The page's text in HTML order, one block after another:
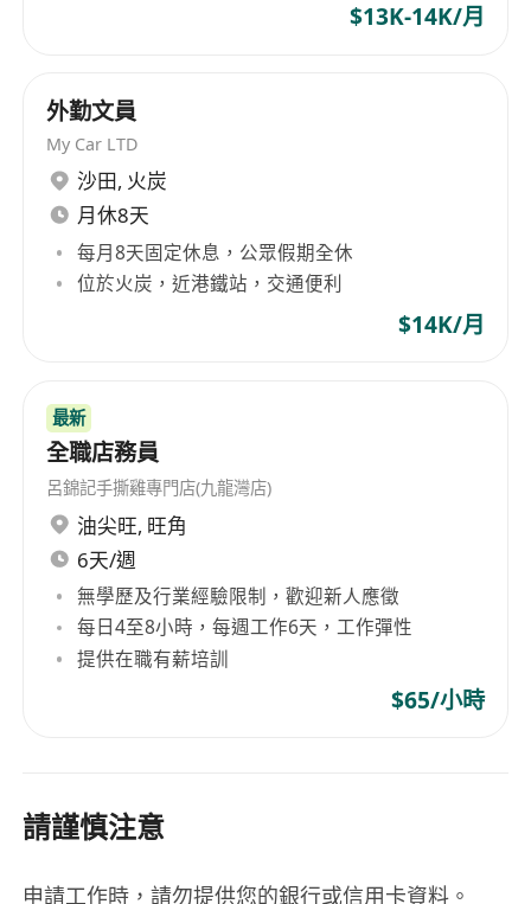
$13K-14K/月
外勤文員
My Car LTD
沙田, 火炭
月休8天
每月8天固定休息，公眾假期全休
位於火炭，近港鐵站，交通便利
$14K/月
最新
全職店務員
呂錦記手撕雞專門店(九龍灣店)
油尖旺, 旺角
6天/週
無學歷及行業經驗限制，歡迎新人應徵
每日4至8小時，每週工作6天，工作彈性
提供在職有薪培訓
$65/小時
請謹慎注意
申請工作時，請勿提供您的銀行或信用卡資料。